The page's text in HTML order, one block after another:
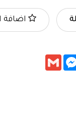
اضافة
Gmail